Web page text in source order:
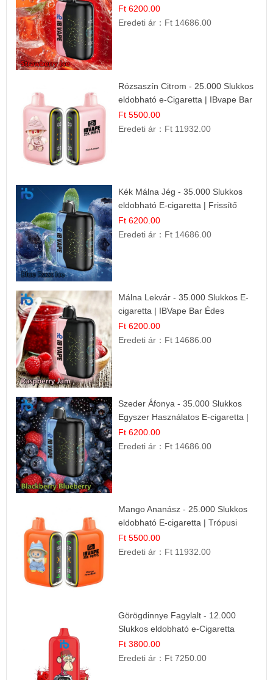
Ft 6200.00
Eredeti ár： Ft 14686.00
Rózsaszín Citrom - 25.000 Slukkos
eldobható e-Cigaretta | IBvape Bar
Ft 5500.00
Eredeti ár： Ft 11932.00
Kék Málna Jég - 35.000 Slukkos
eldobható E-cigaretta | Frissítő
Ízélmény
Ft 6200.00
Eredeti ár： Ft 14686.00
Málna Lekvár - 35.000 Slukkos E-
cigaretta | IBVape Bar Édes
Gyümölcs Íz
Ft 6200.00
Eredeti ár： Ft 14686.00
Szeder Áfonya - 35.000 Slukkos
Egyszer Használatos E-cigaretta |
Prémium Ízélmény
Ft 6200.00
Eredeti ár： Ft 14686.00
Mango Ananász - 25.000 Slukkos
eldobható E-cigaretta | Trópusi
Ízélmény
Ft 5500.00
Eredeti ár： Ft 11932.00
Görögdinnye Fagylalt - 12.000
Slukkos eldobható e-Cigaretta
Ft 3800.00
Eredeti ár： Ft 7250.00